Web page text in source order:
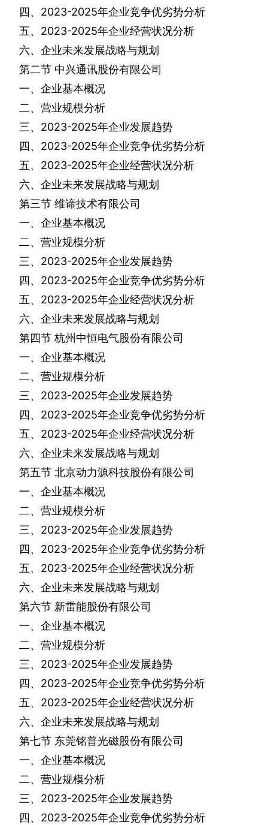
四、 2023-2025年企业竞争优劣势分析
五、 2023-2025年企业经营状况分析
六、企业未来发展战略与规划
第二节 中兴通讯股份有限公司
一、企业基本概况
二、营业规模分析
三、 2023-2025年企业发展趋势
四、 2023-2025年企业竞争优劣势分析
五、 2023-2025年企业经营状况分析
六、企业未来发展战略与规划
第三节 维谛技术有限公司
一、企业基本概况
二、营业规模分析
三、 2023-2025年企业发展趋势
四、 2023-2025年企业竞争优劣势分析
五、 2023-2025年企业经营状况分析
六、企业未来发展战略与规划
第四节 杭州中恒电气股份有限公司
一、企业基本概况
二、营业规模分析
三、 2023-2025年企业发展趋势
四、 2023-2025年企业竞争优劣势分析
五、 2023-2025年企业经营状况分析
六、企业未来发展战略与规划
第五节 北京动力源科技股份有限公司
一、企业基本概况
二、营业规模分析
三、 2023-2025年企业发展趋势
四、 2023-2025年企业竞争优劣势分析
五、 2023-2025年企业经营状况分析
六、企业未来发展战略与规划
第六节 新雷能股份有限公司
一、企业基本概况
二、营业规模分析
三、 2023-2025年企业发展趋势
四、 2023-2025年企业竞争优劣势分析
五、 2023-2025年企业经营状况分析
六、企业未来发展战略与规划
第七节 东莞铭普光磁股份有限公司
一、企业基本概况
二、营业规模分析
三、 2023-2025年企业发展趋势
四、 2023-2025年企业竞争优劣势分析